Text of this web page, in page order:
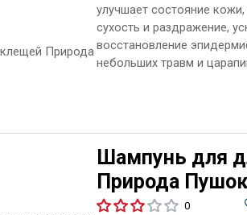
улучшает состояние
сухость и раздражение,
восстановление
небольших травм и
Шампунь для
Природа Пушок
0